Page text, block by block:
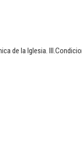
de la Iglesia.